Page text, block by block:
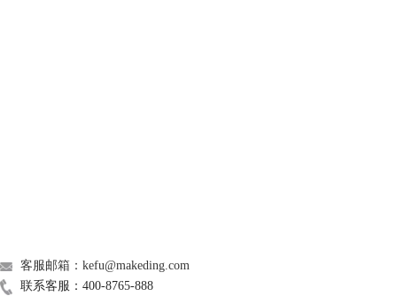
客服邮箱：kefu@makeding.com
联系客服：400-8765-888